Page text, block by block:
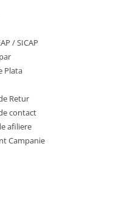
/ SICAP
Plata
Retur
contact
afiliere
Campanie